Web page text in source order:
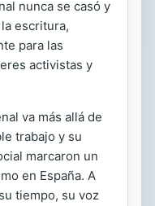
nunca se casó y
escritura,
para las
activistas y
va más allá de
trabajo y su
marcaron un
en España. A
tiempo, su voz